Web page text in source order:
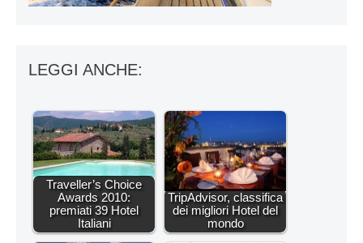
LEGGI ANCHE:
Traveller’s Choice
Awards 2010:
premiati 39 Hotel
Italiani
TripAdvisor, classifica
dei migliori Hotel del
mondo